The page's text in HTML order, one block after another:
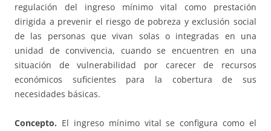
regulación del ingreso mínimo vital como prestación
dirigida a prevenir el riesgo de pobreza y exclusión social
de las personas que vivan solas o integradas en una
unidad de convivencia, cuando se encuentren en una
situación de vulnerabilidad por carecer de recursos
económicos suficientes para la cobertura de sus
necesidades básicas.
Concepto. El ingreso mínimo vital se configura como el